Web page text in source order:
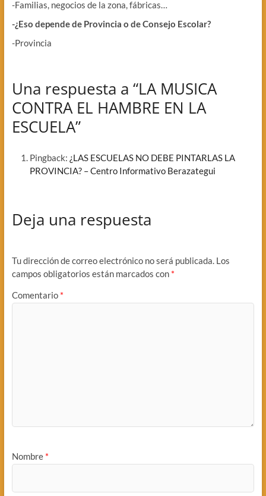
-Familias, negocios de la zona, fábricas…
-¿Eso depende de Provincia o de Consejo Escolar?
-Provincia
Una respuesta a “LA MUSICA
CONTRA EL HAMBRE EN LA
ESCUELA”
Pingback: ¿LAS ESCUELAS NO DEBE PINTARLAS LA
PROVINCIA? – Centro Informativo Berazategui
Deja una respuesta
Tu dirección de correo electrónico no será publicada. Los
campos obligatorios están marcados con *
Comentario *
Nombre *